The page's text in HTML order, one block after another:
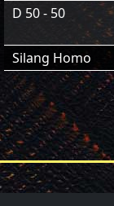
D 50 - 50
Silang Homo